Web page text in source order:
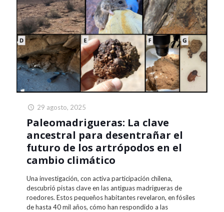
29 agosto, 2025
Paleomadrigueras: La clave
ancestral para desentrañar el
futuro de los artrópodos en el
cambio climático
Una investigación, con activa participación chilena,
descubrió pistas clave en las antiguas madrigueras de
roedores. Estos pequeños habitantes revelaron, en fósiles
de hasta 40 mil años, cómo han respondido a las